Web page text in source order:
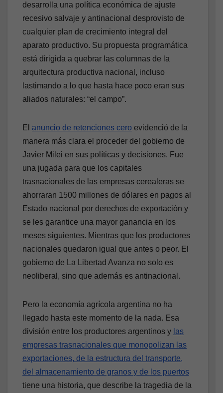
desarrolla una política económica de ajuste
recesivo salvaje y antinacional desprovisto de
cualquier plan de crecimiento integral del
aparato productivo. Su propuesta programática
está dirigida a quebrar las columnas de la
arquitectura productiva nacional, incluso
lastimando a lo que hasta hace poco eran sus
aliados naturales: “el campo”.
El anuncio de retenciones cero evidenció de la
manera más clara el proceder del gobierno de
Javier Milei en sus políticas y decisiones. Fue
una jugada para que los capitales
trasnacionales de las empresas cerealeras se
ahorraran 1500 millones de dólares en pagos al
Estado nacional por derechos de exportación y
se les garantice una mayor ganancia en los
meses siguientes. Mientras que los productores
nacionales quedaron igual que antes o peor. El
gobierno de La Libertad Avanza no solo es
neoliberal, sino que además es antinacional.
Pero la economía agrícola argentina no ha
llegado hasta este momento de la nada. Esa
división entre los productores argentinos y las
empresas trasnacionales que monopolizan las
exportaciones, de la estructura del transporte,
del almacenamiento de granos y de los puertos
tiene una historia, que describe la tragedia de la